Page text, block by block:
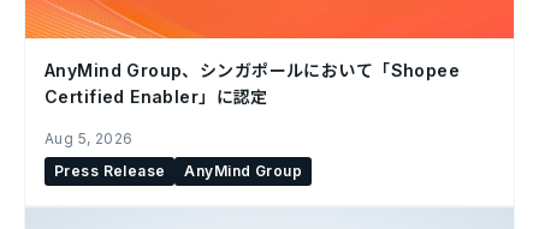
AnyMind Group、シンガポールにおいて「Shopee
Certified Enabler」に認定
Aug 5, 2026
Press Release
AnyMind Group